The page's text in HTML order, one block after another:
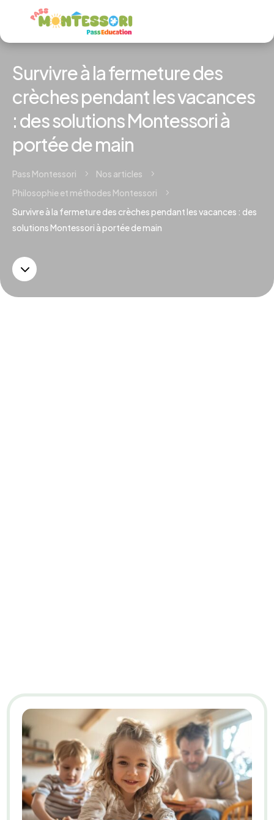
Survivre à la fermeture des
crèches pendant les vacances
: des solutions Montessori à
portée de main
Pass Montessori 5 Nos articles 5
Philosophie et méthodes Montessori 5
Survivre à la fermeture des crèches pendant les vacances : des
solutions Montessori à portée de main
3